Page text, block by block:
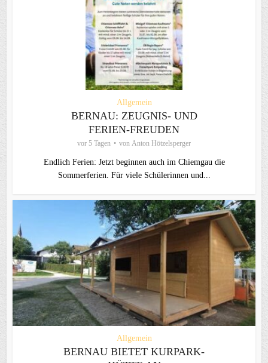
Allgemein
BERNAU: ZEUGNIS- UND
FERIEN-FREUDEN
vor 5 Tagen von Anton Hötzelsperger
Endlich Ferien: Jetzt beginnen auch im Chiemgau die
Sommerferien. Für viele Schülerinnen und...
Allgemein
BERNAU BIETET KURPARK-